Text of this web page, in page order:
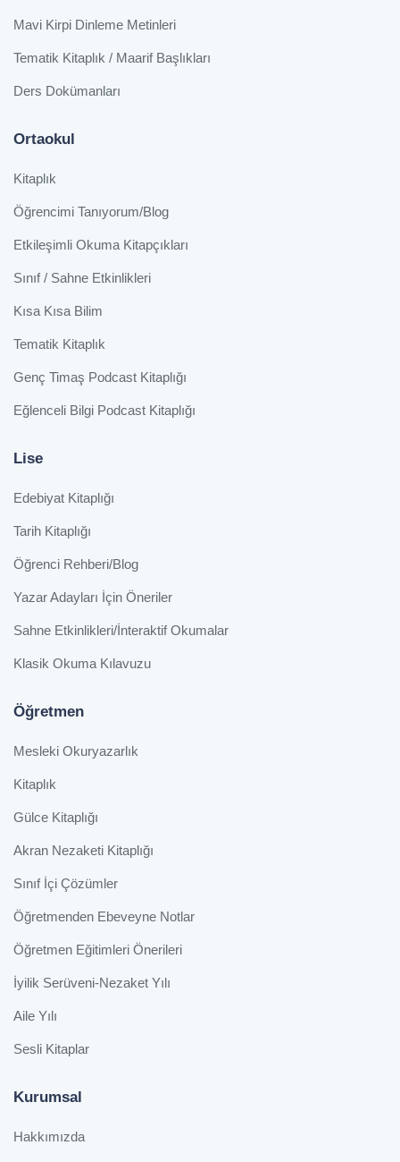
Mavi Kirpi Dinleme Metinleri
Tematik Kitaplık / Maarif Başlıkları
Ders Dokümanları
Ortaokul
Kitaplık
Öğrencimi Tanıyorum/Blog
Etkileşimli Okuma Kitapçıkları
Sınıf / Sahne Etkinlikleri
Kısa Kısa Bilim
Tematik Kitaplık
Genç Timaş Podcast Kitaplığı
Eğlenceli Bilgi Podcast Kitaplığı
Lise
Edebiyat Kitaplığı
Tarih Kitaplığı
Öğrenci Rehberi/Blog
Yazar Adayları İçin Öneriler
Sahne Etkinlikleri/İnteraktif Okumalar
Klasik Okuma Kılavuzu
Öğretmen
Mesleki Okuryazarlık
Kitaplık
Gülce Kitaplığı
Akran Nezaketi Kitaplığı
Sınıf İçi Çözümler
Öğretmenden Ebeveyne Notlar
Öğretmen Eğitimleri Önerileri
İyilik Serüveni-Nezaket Yılı
Aile Yılı
Sesli Kitaplar
Kurumsal
Hakkımızda